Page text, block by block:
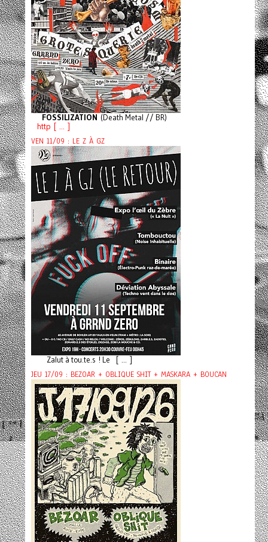
FOSSILIZATION (Death Metal // BR)
http [ ... ]
VEN 11/09 : LE Z À GZ
Zalut à tou.te.s ! Le [ ... ]
JEU 17/09 : BEZOAR + OBLIQUE SHIT + MASKARA + BOUCAN